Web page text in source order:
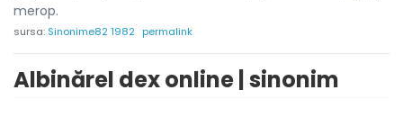
merop.
sursa: Sinonime82 1982 permalink
Albinărel dex online | sinonim